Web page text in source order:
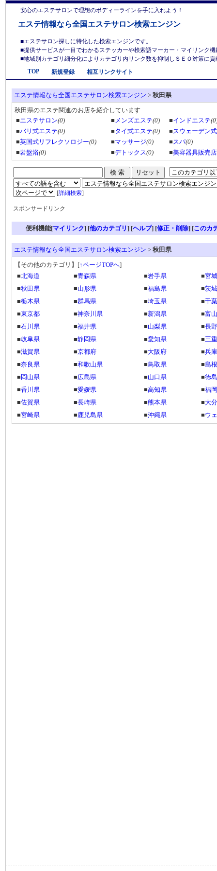
安心のエステサロンで理想のボディーラインを手に入れよう！
エステ情報なら全国エステサロン検索エンジン
■エステサロン探しに特化した検索エンジンです。
■提供サービスが一目でわかるステッカーや検索語マーカー・マイリンク
■地域別カテゴリ細分化によりカテゴリ内リンク数を抑制しＳＥＯ対策に
TOP
新規登録 相互リンクサイト
エステ情報なら全国エステサロン検索エンジン > 秋田県
秋田県のエステ関連のお店を紹介しています
■エステサロン(0) ■ メンズエステ(0) ■インドエステ
■バリ式エステ(0) ■タイ式エステ(0) ■スウェーデン
■英国式リフレクソロジー(0) ■マッサージ(0) ■スパ(0)
■岩盤浴(0) ■デトックス(0) ■美容器具販売店
[詳細検索]
スポンサードリンク
便利機能[マイリンク] [他のカテゴリ] [ヘルプ] [修正・削除] [このカ
エステ情報なら全国エステサロン検索エンジン > 秋田県
【その他のカテゴリ】 [↑ページTOPへ]
■北海道 ■青森県 ■岩手県 ■宮
■秋田県 ■山形県 ■福島県 ■茨
■栃木県 ■群馬県 ■埼玉県 ■千
■東京都 ■神奈川県 ■新潟県 ■富
■石川県 ■福井県 ■山梨県 ■長
■岐阜県 ■静岡県 ■愛知県 ■三
■滋賀県 ■京都府 ■大阪府 ■兵
■奈良県 ■和歌山県 ■鳥取県 ■島
■ 岡山県 ■広島県 ■山口県 ■徳
■香川県 ■愛媛県 ■高知県 ■福
■佐賀県 ■長崎県 ■熊本県 ■大
■宮崎県 ■鹿児島県 ■沖縄県 ■ウ